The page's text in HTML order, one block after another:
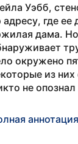
Уэбб,
адресу, где
дама.
окружено
из
не
аннотация